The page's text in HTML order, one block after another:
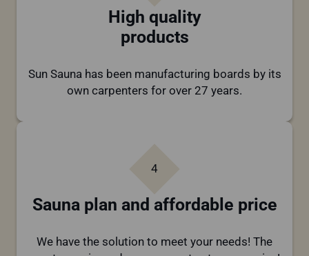
High quality
products
Sun Sauna has been manufacturing boards by its
own carpenters for over 27 years.
4
Sauna plan and affordable price
We have the solution to meet your needs! The